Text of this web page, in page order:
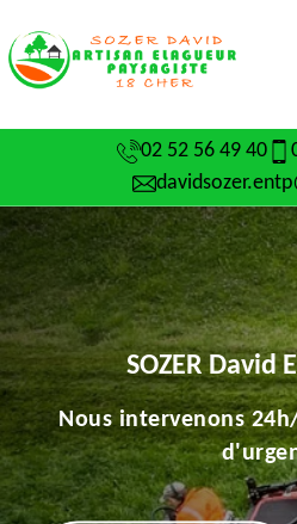
02 52 56 49 40
SOZER David
Nous intervenons